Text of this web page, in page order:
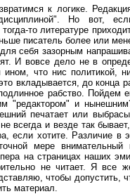
к логике.
Но вот,
то литературе
писатель более или
себя зазорным
И вовсе дело не в
ином, что нис политикой,
вкладывается, до конца
рабство. Пойдем
"редактором" и
печатает или
всегда и везде так
если хотите. Различие
мере внимательный
на страницах наших
не читает. Я все
чтобы допустить,
материал.